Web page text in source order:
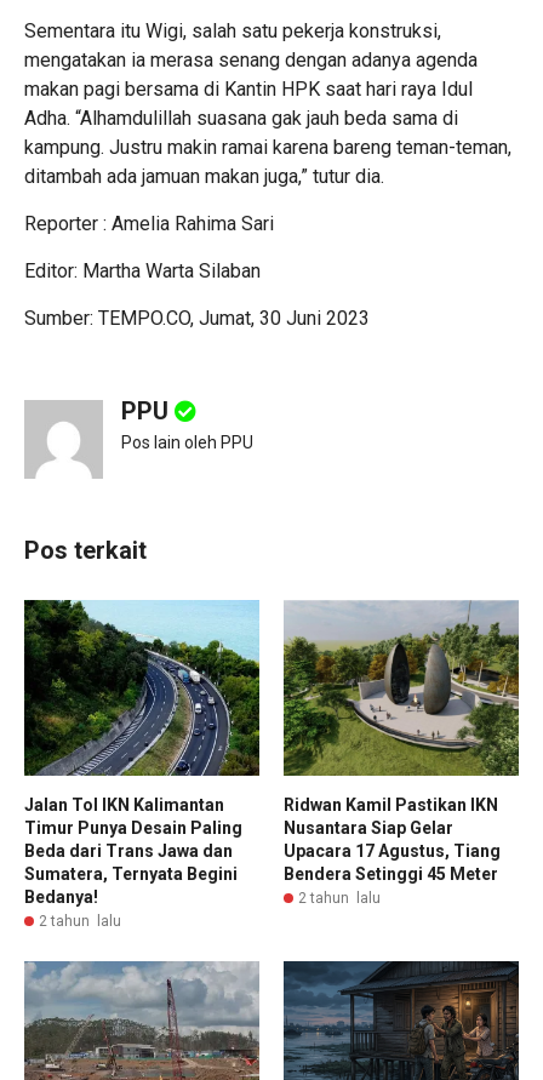
Sementara itu Wigi, salah satu pekerja konstruksi,
mengatakan ia merasa senang dengan adanya agenda
makan pagi bersama di Kantin HPK saat hari raya Idul
Adha. “Alhamdulillah suasana gak jauh beda sama di
kampung. Justru makin ramai karena bareng teman-teman,
ditambah ada jamuan makan juga,” tutur dia.
Reporter : Amelia Rahima Sari
Editor: Martha Warta Silaban
Sumber: TEMPO.CO, Jumat, 30 Juni 2023
PPU
Pos lain oleh PPU
Pos terkait
Jalan Tol IKN Kalimantan
Timur Punya Desain Paling
Beda dari Trans Jawa dan
Sumatera, Ternyata Begini
Bedanya!
2 tahun lalu
Ridwan Kamil Pastikan IKN
Nusantara Siap Gelar
Upacara 17 Agustus, Tiang
Bendera Setinggi 45 Meter
2 tahun lalu